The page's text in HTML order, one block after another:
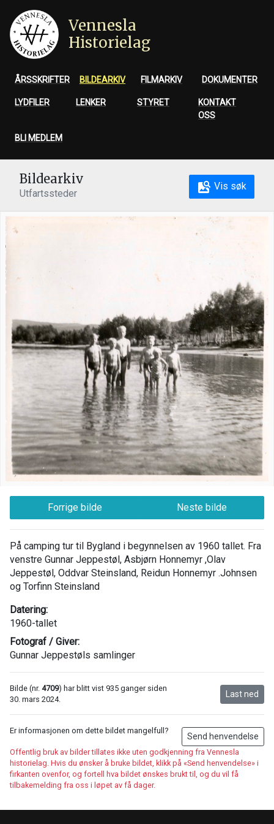
Vennesla
Historielag
ÅRSSKRIFTER BILDEARKIV FILMARKIV DOKUMENTER
LYDFILER LENKER STYRET
KONTAKT
OSS
BLI MEDLEM
Bildearkiv
Utfartssteder
Vis søk
Forrige bilde Neste bilde
På camping tur til Bygland i begynnelsen av 1960 tallet. Fra
venstre Gunnar Jeppestøl, Asbjørn Honnemyr ,Olav
Jeppestøl, Oddvar Steinsland, Reidun Honnemyr .Johnsen
og Torfinn Steinsland
Datering:
1960-tallet
Fotograf / Giver:
Gunnar Jeppestøls samlinger
Last ned
Bilde (nr. 4709) har blitt vist 935 ganger siden
30. mars 2024.
Send henvendelse
Er informasjonen om dette bildet mangelfull?
Offentlig bruk av bilder tillates ikke uten godkjenning fra Vennesla
historielag. Hvis du ønsker å bruke bildet, klikk på «Send henvendelse» i
firkanten ovenfor, og fortell hva bildet ønskes brukt til, og du vil få
tilbakemelding fra oss i løpet av få dager.